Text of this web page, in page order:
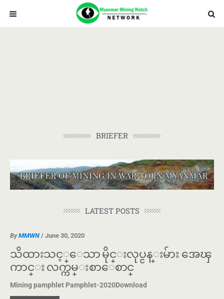
BRIEFER
LATEST POSTS
ByMMWN / June 30, 2020
သိထားသင့္ေသာ မိုင္းလုပ္ငန္းမ်ား အေၾ
ကာင္း လက္ကမ္းစာေစာင္
Mining pamphlet Pamphlet-2020Download